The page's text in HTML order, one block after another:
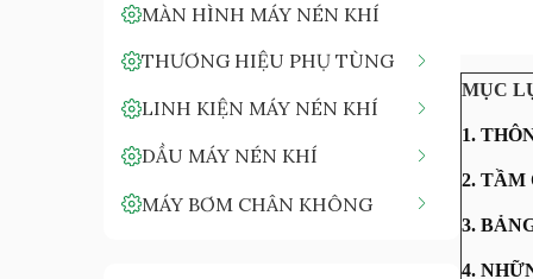
MÀN HÌNH MÁY NÉN KHÍ
THƯƠNG HIỆU PHỤ TÙNG
LINH KIỆN MÁY NÉN KHÍ
DẦU MÁY NÉN KHÍ
MÁY BƠM CHÂN KHÔNG
MỤC
1.
2. TẦM
3.
4.